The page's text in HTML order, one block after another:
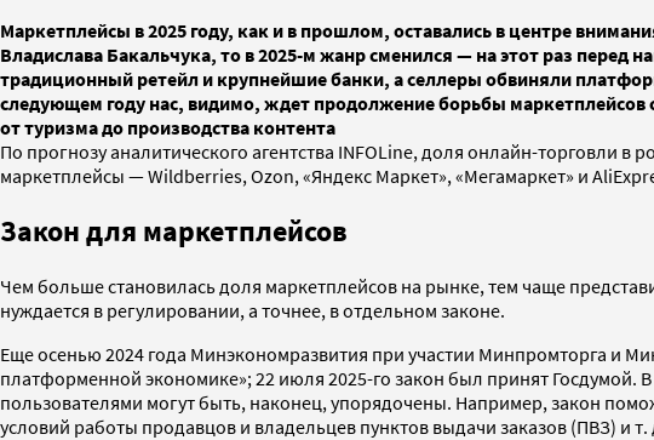
Маркетплейсы в 2025 году, как и в прошлом, оставались в центре
Владислава Бакальчука, то в 2025-м жанр сменился — на этот раз перед
традиционный ретейл и крупнейшие банки, а селлеры обвиняли
следующем году нас, видимо, ждет продолжение борьбы
от туризма до производства контента
По прогнозу аналитического агентства INFOLine, доля онлайн-торговли
маркетплейсы — Wildberries, Ozon, «Яндекс Маркет», «Мегамаркет» и
Закон для маркетплейсов
Чем больше становилась доля маркетплейсов на рынке, тем чаще
нуждается в регулировании, а точнее, в отдельном законе.
Еще осенью 2024 года Минэкономразвития при участии Минпромторга и
платформенной экономике»; 22 июля 2025-го закон был принят Госдумой. В
пользователями могут быть, наконец, упорядочены. Например, закон
условий работы продавцов и владельцев пунктов выдачи заказов (ПВЗ) и т.